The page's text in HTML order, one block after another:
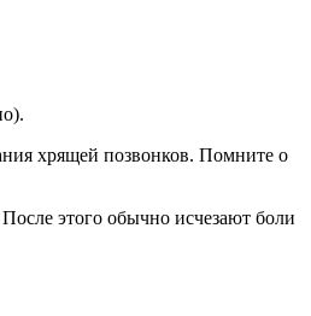
хрящей позвонков. Помните о
этого обычно исчезают боли